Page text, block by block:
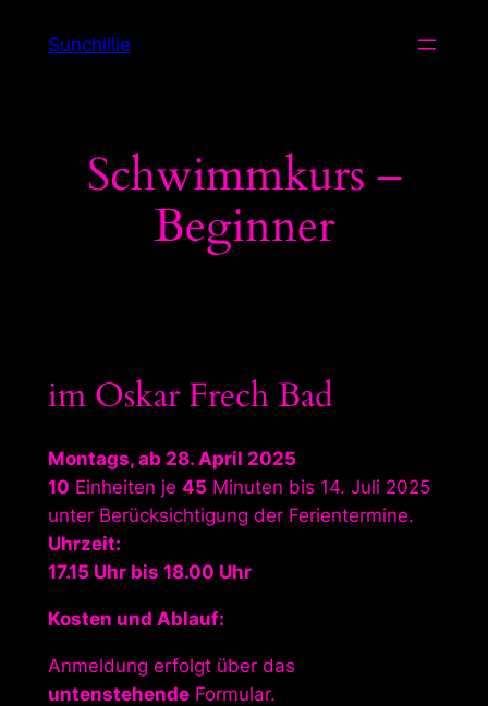
InhaltSunchillie
Schwimmkurs –
Beginner
im Oskar Frech Bad
Montags, ab 28. April 2025
10 Einheiten je 45Minuten bis 14. Juli 2025
unter Berücksichtigung der Ferientermine.
Uhrzeit:
17.15 Uhr bis 18.00 Uhr
Kosten und Ablauf:
Anmeldung erfolgt über das
untenstehendeFormular.